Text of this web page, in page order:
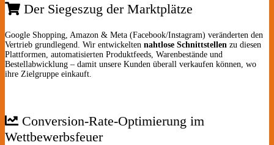
Der Siegeszug der Marktplätze
Google Shopping, Amazon & Meta (Facebook/Instagram) veränderten den
Vertrieb grundlegend. Wir entwickelten nahtlose Schnittstellen zu diesen
Plattformen, automatisierten Produkt­feeds, Warenbestände und
Bestellabwicklung – damit unsere Kunden überall verkaufen können, wo
ihre Zielgruppe einkauft.
Conversion-Rate-Optimierung im
Wettbewerbsfeuer